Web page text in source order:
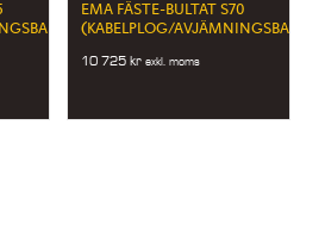
EMA FÄSTE-BULTAT S70
(KABELPLOG/AVJÄMNINGSBALK)
10 725 kr exkl. moms